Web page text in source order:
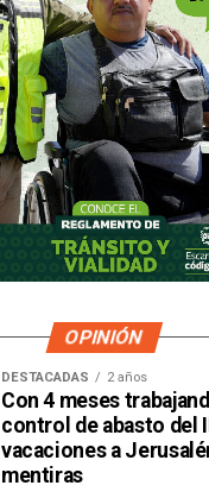
OPINIÓN
DESTACADAS 2 años
Con 4 meses
control de abasto del
vacaciones a
mentiras